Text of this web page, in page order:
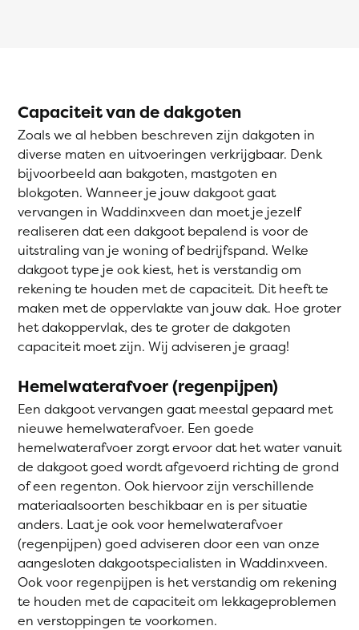
Capaciteit van de dakgoten
Zoals we al hebben beschreven zijn dakgoten in
diverse maten en uitvoeringen verkrijgbaar. Denk
bijvoorbeeld aan bakgoten, mastgoten en
blokgoten. Wanneer je jouw dakgoot gaat
vervangen in Waddinxveen dan moet je jezelf
realiseren dat een dakgoot bepalend is voor de
uitstraling van je woning of bedrijfspand. Welke
dakgoot type je ook kiest, het is verstandig om
rekening te houden met de capaciteit. Dit heeft te
maken met de oppervlakte van jouw dak. Hoe groter
het dakoppervlak, des te groter de dakgoten
capaciteit moet zijn. Wij adviseren je graag!
Hemelwaterafvoer (regenpijpen)
Een dakgoot vervangen gaat meestal gepaard met
nieuwe hemelwaterafvoer. Een goede
hemelwaterafvoer zorgt ervoor dat het water vanuit
de dakgoot goed wordt afgevoerd richting de grond
of een regenton. Ook hiervoor zijn verschillende
materiaalsoorten beschikbaar en is per situatie
anders. Laat je ook voor hemelwaterafvoer
(regenpijpen) goed adviseren door een van onze
aangesloten dakgootspecialisten in Waddinxveen.
Ook voor regenpijpen is het verstandig om rekening
te houden met de capaciteit om lekkageproblemen
en verstoppingen te voorkomen.